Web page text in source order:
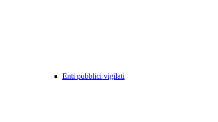
Enti pubblici vigilati